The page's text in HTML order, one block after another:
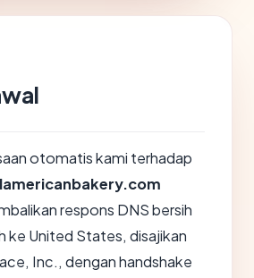
otomatis kami terhadap
respons DNS bersih
ke United States, disajikan
Inc., dengan handshake